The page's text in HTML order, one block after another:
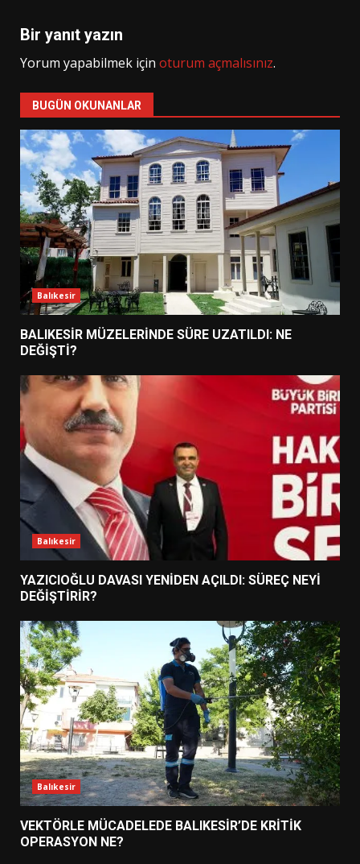
Bir yanıt yazın
Yorum yapabilmek için oturum açmalısınız.
BUGÜN OKUNANLAR
Balıkesir
BALIKESİR MÜZELERİNDE SÜRE UZATILDI: NE
DEĞİŞTİ?
Balıkesir
YAZICIOĞLU DAVASI YENİDEN AÇILDI: SÜREÇ NEYİ
DEĞİŞTİRİR?
Balıkesir
VEKTÖRLE MÜCADELEDE BALIKESİR’DE KRİTİK
OPERASYON NE?